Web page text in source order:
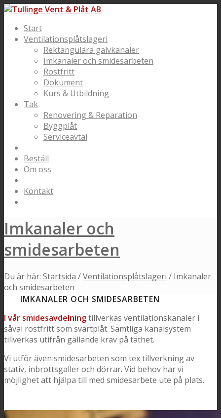
Start
Ventilationsplåtslageri
Rektangulära galvkanaler
Imkanaler och smidesarbeten
Rostfritt
Dokument
Kurs & Utbildning
Tak
Renovering & Reparation
Byggplåt
Serviceavtal
Beställ
Om oss
Kontakt
Imkanaler och
smidesarbeten
Du är här: Startsida /Ventilationsplåtslageri / Imkanaler
och smidesarbeten
IMKANALER OCH SMIDESARBETEN
I vår smidesavdelningtillverkas ventilationskanaler i
såväl rostfritt som svartplåt. Samtliga kanalsystem
tillverkas utifrån gällande krav på täthet.
Vi utför även smidesarbeten som tex tillverkning av
stativ, inbrottsgaller och dörrar. Vid behov har vi
möjlighet att hjälpa till med smidesarbete ute på plats.